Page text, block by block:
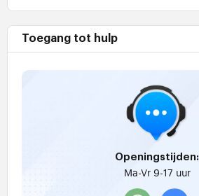
Toegang tot hulp
Openingstijden:
Ma-Vr 9-17 uur